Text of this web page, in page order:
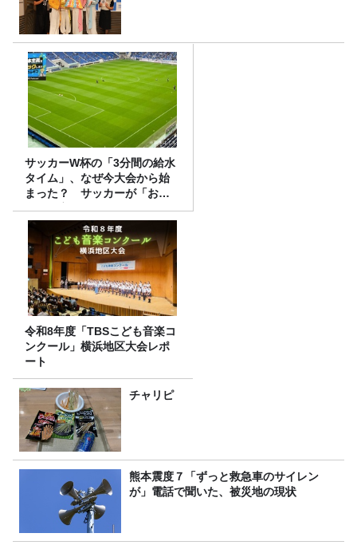
サッカーW杯の「3分間の給水
タイム」、なぜ今大会から始
まった？ サッカーが「お
金」に変わる仕組み
令和8年度「TBSこども音楽コ
ンクール」横浜地区大会レポ
ート
チャリピ
熊本震度７「ずっと救急車のサイレン
が」電話で聞いた、被災地の現状